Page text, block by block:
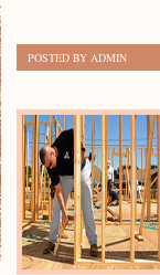
POSTED BY ADMIN